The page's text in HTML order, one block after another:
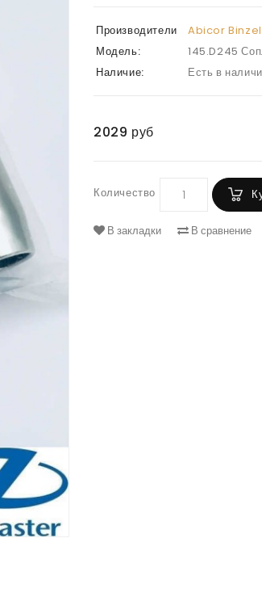
Производители
Abicor Binzel
Модель:
145.D245
Наличие:
Есть в
2029 руб
Количество
В закладки В сравнение